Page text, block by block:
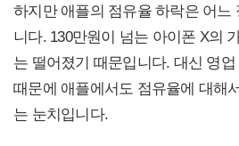
하지만 애플의 점유율 하락은 어느
니다. 130만원이 넘는 아이폰 X의
는 떨어졌기 때문입니다. 대신 영
때문에 애플에서도 점유율에 대해
는 눈치입니다.